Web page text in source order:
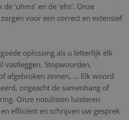
‘uhms’ en de ‘ehs’. Onze
voor een correct en extensief
oplossing als u letterlijk elk
vastleggen. Stopwoorden,
afgebroken zinnen, … Elk woord
ongeacht de samenhang of
Onze notulisten luisteren
efficiënt en schrijven uw gesprek